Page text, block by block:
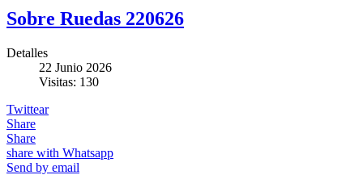
Sobre Ruedas 220626
Detalles
22 Junio 2026
Visitas: 130
Twittear
Share
Share
share with Whatsapp
Send by email